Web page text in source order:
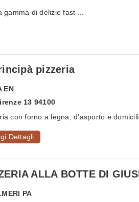
di delizie fast ...
pizzeria
EN
13 94100
con forno a legna, d'asporto e
Dettagli
ALLA BOTTE DI
PA